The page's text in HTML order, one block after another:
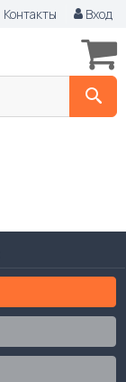
Контакты Вход